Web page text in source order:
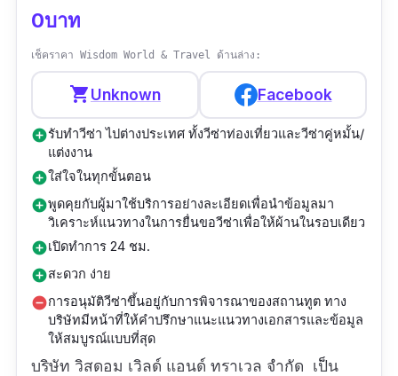
Contact :
เบอร์โทร :
เวลาทำการ :จันทร์ - เสาร์ 09:00-22:00
น.อาทิตย์ 09:00-18:00 น.
รีวิว : “ประทับใจ ในการให้บริการค่ะ ดูแลดีมาก ไป
เที่ยวต่างประเทศ ยื่นกับที่นี่ผ่านตลอด”
0บาท
เช็คราคา Wisdom World & Travel ด้านล่าง:
shopping_cartUnknown Facebook
add_circleรับทําวีซ่า ไปต่างประเทศ ทั้งวีซ่าท่องเที่ยวและวีซ่าคู่หมั้น/
แต่งงาน
add_circleใส่ใจในทุกขั้นตอน
add_circleพูดคุยกับผู้มาใช้บริการอย่างละเอียดเพื่อนำข้อมูลมา
วิเคราะห์แนวทางในการยื่นขอวีซ่าเพื่อให้ผ้านในรอบเดียว
add_circleเปิดทำการ 24 ชม.
add_circleสะดวก ง่าย
remove_circleการอนุมัติวีซ่าขึ้นอยู่กับการพิจารณาของสถานทูต ทาง
บริษัทมีหน้าที่ให้คำปรึกษาแนะแนวทางเอกสารและข้อมูล
ให้สมบูรณ์แบบที่สุด
บริษัท วิสดอม เวิลด์ แอนด์ ทราเวล จำกัด เป็น